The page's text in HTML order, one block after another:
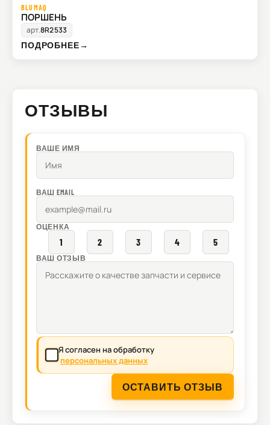
BLUMAQ
ПОРШЕНЬ
арт.8R2533
ПОДРОБНЕЕ→
ОТЗЫВЫ
ВАШЕ ИМЯ
ВАШ EMAIL
ОЦЕНКА
1 2 3 4 5
ВАШ ОТЗЫВ
Я согласен на обработку
персональных данных
ОСТАВИТЬ ОТЗЫВ